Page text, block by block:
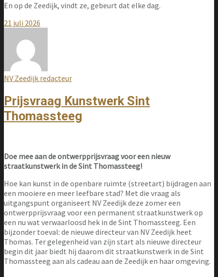
En op de Zeedijk, vindt ze, gebeurt dat elke dag.
21 juli 2026
NV Zeedijk redacteur
Prijsvraag Kunstwerk Sint
Thomassteeg
Doe mee aan de ontwerpprijsvraag voor een nieuw
straatkunstwerk in de Sint Thomassteeg!
Hoe kan kunst in de openbare ruimte (streetart) bijdragen aan
een mooiere en meer leefbare stad? Met die vraag als
uitgangspunt organiseert NV Zeedijk deze zomer een
ontwerpprijsvraag voor een permanent straatkunstwerk op
een nu wat verwaarloosd hek in de Sint Thomassteeg. Een
bijzonder toeval: de nieuwe directeur van NV Zeedijk heet
Thomas. Ter gelegenheid van zijn start als nieuwe directeur
begin dit jaar biedt hij daarom dit straatkunstwerk in de Sint
Thomassteeg aan als cadeau aan de Zeedijk en haar omgeving.